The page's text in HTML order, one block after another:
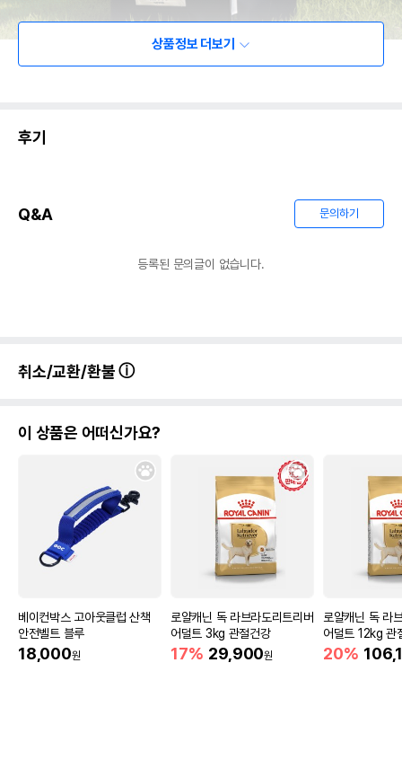
상품정보 더보기
후기
Q&A 문의하기
등록된 문의글이 없습니다.
취소/교환/환불
이 상품은 어떠신가요?
베이컨박스 고아웃클럽 산책
안전벨트 블루
18,000원
로얄캐닌 독 라브라도리트리버
어덜트 3kg 관절건강
17% 29,900원
로얄캐닌 독 라
어덜트 12kg 관
20%